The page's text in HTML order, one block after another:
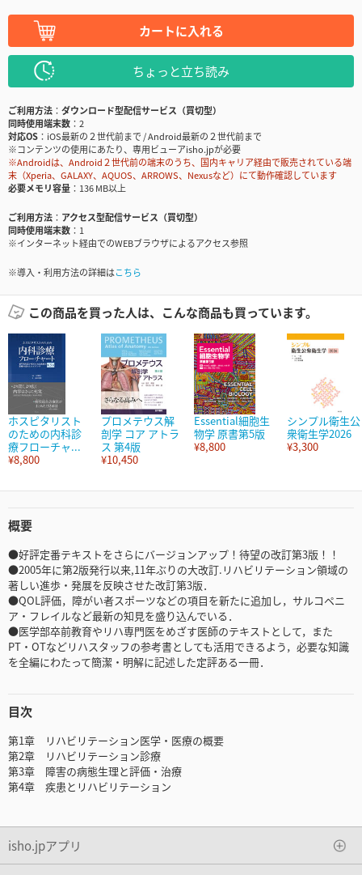
カートに入れる
ちょっと立ち読み
ご利用方法
ダウンロード型配信サービス（買切型）
同時使用端末数
2
対応OS
iOS最新の２世代前まで / Android最新の２世代前まで
※コンテンツの使用にあたり、専用ビューアisho.jpが必要
※Androidは、Android２世代前の端末のうち、国内キャリア経由で販売されている端
末（Xperia、GALAXY、AQUOS、ARROWS、Nexusなど）にて動作確認しています
必要メモリ容量
136 MB以上
ご利用方法
アクセス型配信サービス（買切型）
同時使用端末数
1
※インターネット経由でのWEBブラウザによるアクセス参照
※導入・利用方法の詳細はこちら
この商品を買った人は、こんな商品も買っています。
ホスピタリスト
のための内科診
療フローチャ...
¥8,800
プロメテウス解
剖学 コア アトラ
ス 第4版
¥10,450
Essential細胞生
物学 原書第5版
¥8,800
シンプル衛生公
衆衛生学2026
¥3,300
概要
●好評定番テキストをさらにバージョンアップ！待望の改訂第3版！！
●2005年に第2版発行以来,11年ぶりの大改訂.リハビリテーション領域の
著しい進歩・発展を反映させた改訂第3版．
●QOL評価，障がい者スポーツなどの項目を新たに追加し，サルコペニ
ア・フレイルなど最新の知見を盛り込んでいる．
●医学部卒前教育やリハ専門医をめざす医師のテキストとして，また
PT・OTなどリハスタッフの参考書としても活用できるよう，必要な知識
を全編にわたって簡潔・明解に記述した定評ある一冊．
目次
第1章 リハビリテーション医学・医療の概要
第2章 リハビリテーション診療
第3章 障害の病態生理と評価・治療
第4章 疾患とリハビリテーション
isho.jpアプリ